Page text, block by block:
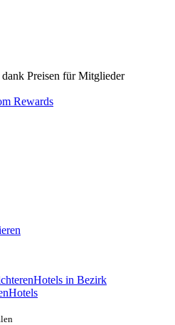
Preisen für Mitglieder
Rewards
Hotels in Bezirk
Hotels